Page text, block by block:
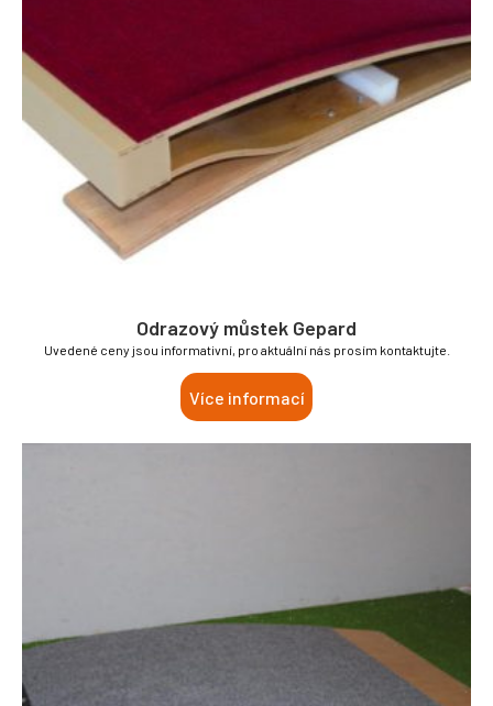
Odrazový můstek Gepard
Uvedené ceny jsou informativní, pro aktuální nás prosím kontaktujte.
Více informací